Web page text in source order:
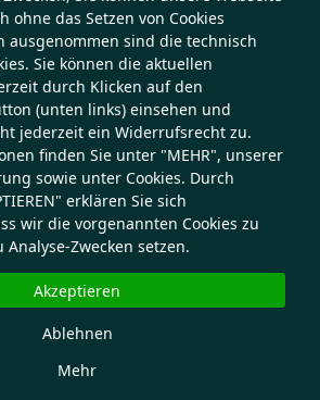
ohne das Setzen von Cookies
ausgenommen sind die technisch
Sie können die aktuellen
durch Klicken auf den
(unten links) einsehen und
jederzeit ein Widerrufsrecht zu.
finden Sie unter "MEHR", unserer
sowie unter Cookies. Durch
erklären Sie sich
wir die vorgenannten Cookies zu
Zwecken setzen.
Mehr
Ablehnen
Akzeptieren